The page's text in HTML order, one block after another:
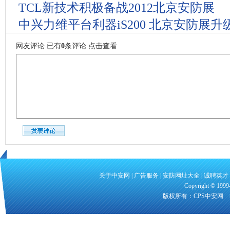
TCL新技术积极备战2012北京安防展
中兴力维平台利器iS200 北京安防展升
网友评论 已有0条评论 点击查看
关于中安网| 广告服务 | 安防网址大全 | 诚聘英才
Copyright ©
版权所有：CPS中安网